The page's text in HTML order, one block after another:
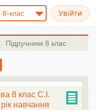
8-клас
Підручники 8 клас
8 клас С.І.
навчання